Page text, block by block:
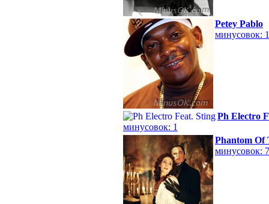
Petey Pablo
минусовок: 1
Ph Electro
минусовок: 1
Phantom Of
минусовок: 7